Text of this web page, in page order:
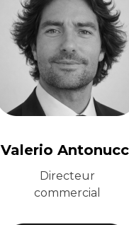
Valerio
Directeur
commercial